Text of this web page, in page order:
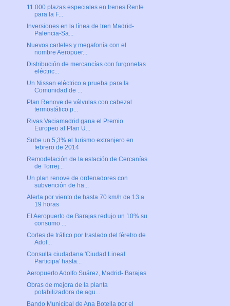
11.000 plazas especiales en trenes Renfe
para la F...
Inversiones en la línea de tren Madrid-
Palencia-Sa...
Nuevos carteles y megafonía con el
nombre Aeropuer...
Distribución de mercancías con furgonetas
eléctric...
Un Nissan eléctrico a prueba para la
Comunidad de ...
Plan Renove de válvulas con cabezal
termostático p...
Rivas Vaciamadrid gana el Premio
Europeo al Plan U...
Sube un 5,3% el turismo extranjero en
febrero de 2014
Remodelación de la estación de Cercanías
de Torrej...
Un plan renove de ordenadores con
subvención de ha...
Alerta por viento de hasta 70 km/h de 13 a
19 horas
El Aeropuerto de Barajas redujo un 10% su
consumo ...
Cortes de tráfico por traslado del féretro de
Adol...
Consulta ciudadana 'Ciudad Lineal
Participa' hasta...
Aeropuerto Adolfo Suárez, Madrid- Barajas
Obras de mejora de la planta
potabilizadora de agu...
Bando Municipal de Ana Botella por el